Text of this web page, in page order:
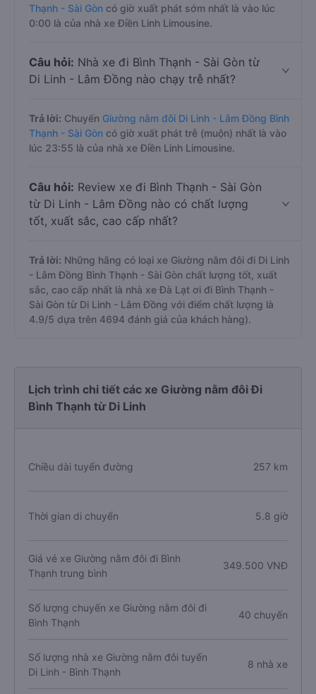
Thạnh - Sài Gòn có giờ xuất phát sớm nhất là vào lúc
0:00 là của nhà xe Điền Linh Limousine.
Câu hỏi: Nhà xe đi Bình Thạnh - Sài Gòn từ
Di Linh - Lâm Đồng nào chạy trễ nhất?
Trả lời: Chuyến Giường nằm đôi Di Linh - Lâm Đồng Bình
Thạnh - Sài Gòn có giờ xuất phát trễ (muộn) nhất là vào
lúc 23:55 là của nhà xe Điền Linh Limousine.
Câu hỏi: Review xe đi Bình Thạnh - Sài Gòn
từ Di Linh - Lâm Đồng nào có chất lượng
tốt, xuất sắc, cao cấp nhất?
Trả lời: Những hãng có loại xe Giường nằm đôi đi Di Linh
- Lâm Đồng Bình Thạnh - Sài Gòn chất lượng tốt, xuất
sắc, cao cấp nhất là nhà xe Đà Lạt ơi đi Bình Thạnh -
Sài Gòn từ Di Linh - Lâm Đồng với điểm chất lượng là
4.9/5 dựa trên 4694 đánh giá của khách hàng).
Lịch trình chi tiết các xe Giường nằm đôi Đi
Bình Thạnh từ Di Linh
Chiều dài tuyến đường 257 km
Thời gian di chuyển 5.8 giờ
Giá vé xe Giường nằm đôi đi Bình
Thạnh trung bình
349.500 VNĐ
Số lượng chuyến xe Giường nằm đôi đi
Bình Thạnh
40 chuyến
Số lượng nhà xe Giường nằm đôi tuyến
Di Linh - Bình Thạnh
8 nhà xe